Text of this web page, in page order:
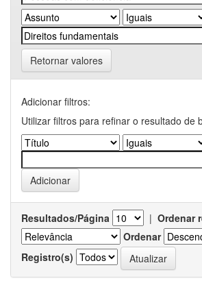
Retornar valores
Adicionar filtros:
Utilizar filtros para refinar o resultado de
Resultados/Página | Ordenar
Ordenar
Registro(s)